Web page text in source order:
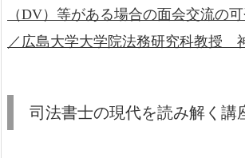
（DV）等がある場合の面会交流の
／広島大学大学院法務研究科教授
司法書士の現代を読み解く講